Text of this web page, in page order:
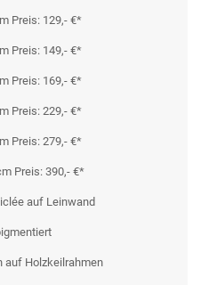
Preis: 129,- €*
Preis: 149,- €*
Preis: 169,- €*
Preis: 229,- €*
Preis: 279,- €*
Preis: 390,- €*
auf Leinwand
auf Holzkeilrahmen